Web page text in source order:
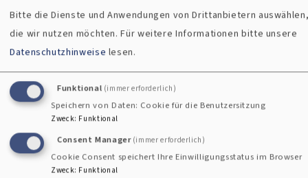
Barrieren Melden, Feedback und
Kontaktangaben
Sind Ihnen Barrieren beim Zugang zu Inhalten auf
www.segnitz-evangelisch.de aufgefallen? Dann können Sie
sich gerne bei uns melden. Wir freuen uns auf Ihr Feedback
und bemühen uns, die gemeldeten Barrieren in Rahmen der
technischen und wirtschaftlichen Möglichkeiten
schnellstmöglich zu beheben. Bitte teilen Sie uns mit, auf
Bitte die Dienste und Anwendungen von Drittanbietern
die wir nutzen möchten.Für weitere Informationen bitte unsere
Datenschutzhinweise lesen.
Funktional (immer erforderlich)
Speichern von Daten: Cookie für die Benutzersitzung
Zweck: Funktional
Consent Manager (immer erforderlich)
Cookie Consent speichert Ihre Einwilligungsstatus im Browser
Zweck: Funktional